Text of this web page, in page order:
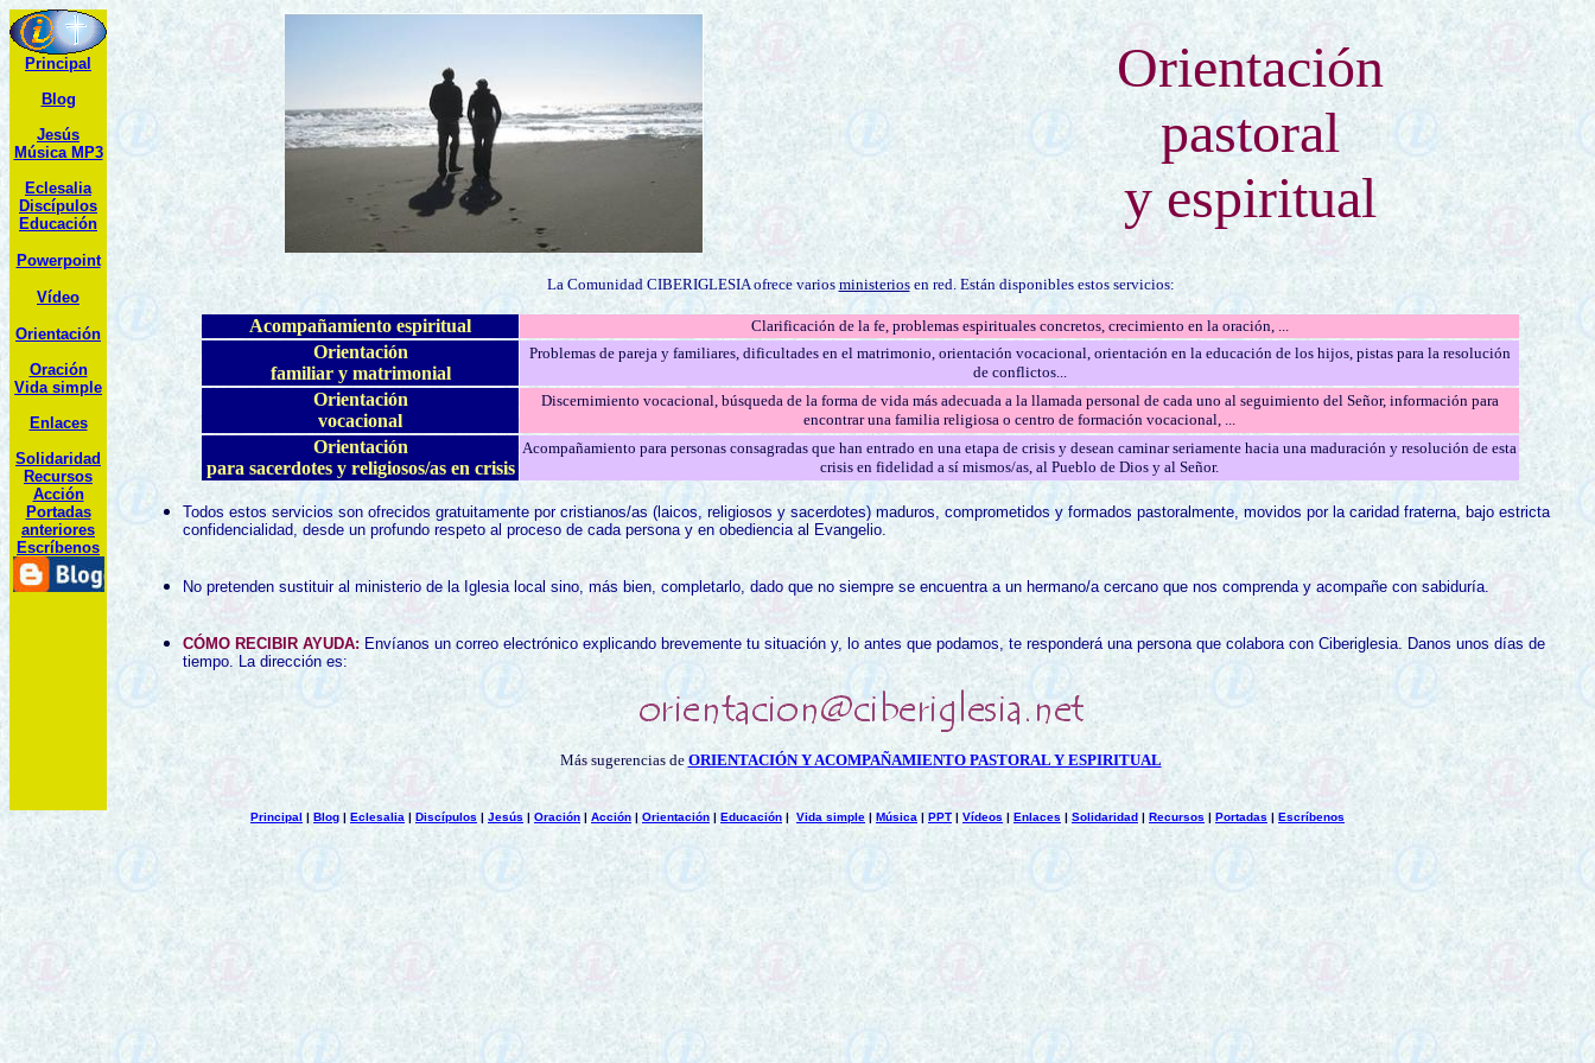
Principal
Blog
Jesús
Música MP3
Eclesalia
Discípulos
Educación
Powerpoint
Vídeo
Orientación
Oración
Vida simple
Enlaces
Solidaridad
Recursos
Acción
Portadas
anteriores
Escríbenos
Orientación
pastoral
y espiritual
La Comunidad CIBERIGLESIA ofrece varios ministeriosen red. Están disponibles estos servicios:
Acompañamiento espiritual Clarificación de la fe, problemas espirituales concretos, crecimiento en la oración, ...
Orientación
familiar y matrimonial
Problemas de pareja y familiares, dificultades en el matrimonio, orientación vocacional, orientación en la educación de los hijos, pistas para la resolución
de conflictos...
Orientación
vocacional
Discernimiento vocacional, búsqueda de la forma de vida más adecuada a la llamada personal de cada uno al seguimiento del Señor, información para
encontrar una familia religiosa o centro de formación vocacional, ...
Orientación
para sacerdotes y religiosos/as en crisis
Acompañamiento para personas consagradas que han entrado en una etapa de crisis y desean caminar seriamente hacia una maduración y resolución de esta
crisis en fidelidad a sí mismos/as, al Pueblo de Dios y al Señor.
Todos estos servicios son ofrecidos gratuitamente por cristianos/as (laicos, religiosos y sacerdotes) maduros, comprometidos y formados pastoralmente, movidos por la caridad fraterna, bajo estricta
confidencialidad, desde un profundo respeto al proceso de cada persona y en obediencia al Evangelio.
No pretenden sustituir al ministerio de la Iglesia local sino, más bien, completarlo, dado que no siempre se encuentra a un hermano/a cercano que nos comprenda y acompañe con sabiduría.
CÓMO RECIBIR AYUDA: Envíanos un correo electrónico explicando brevemente tu situación y, lo antes que podamos, te responderá una persona que colabora con Ciberiglesia. Danos unos días de
tiempo. La dirección es:
Mássugerencias de ORIENTACIÓN Y ACOMPAÑAMIENTO PASTORAL Y ESPIRITUAL
Principal | Blog | Eclesalia | Discípulos | Jesús | Oración | Acción | Orientación | Educación | Vida simple | Música | PPT | Vídeos | Enlaces | Solidaridad | Recursos | Portadas | Escríbenos